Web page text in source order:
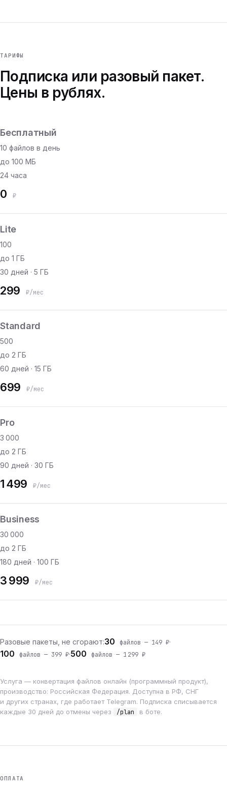
ТАРИФЫ
Подписка или разовый пакет.
Цены в рублях.
Бесплатный
10 файлов в день
до 100 МБ
24 часа
0 ₽
Lite
100
до 1 ГБ
30 дней · 5 ГБ
299 ₽/мес
Standard
500
до 2 ГБ
60 дней · 15 ГБ
699 ₽/мес
Pro
3 000
до 2 ГБ
90 дней · 30 ГБ
1 499 ₽/мес
Business
30 000
до 2 ГБ
180 дней · 100 ГБ
3 999 ₽/мес
Разовые пакеты, не сгорают:30 файлов — 149 ₽·
100 файлов — 399 ₽·500 файлов — 1 299 ₽
Услуга — конвертация файлов онлайн (программный продукт),
производство: Российская Федерация. Доступна в РФ, СНГ
и других странах, где работает Telegram. Подписка списывается
каждые 30 дней до отмены через
/plan в боте.
ОПЛАТА